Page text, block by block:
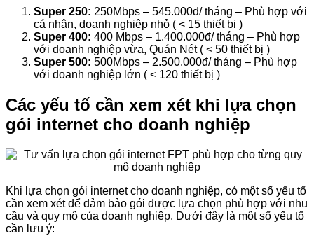
Super 250: 250Mbps – 545.000đ/ tháng – Phù hợp với
cá nhân, doanh nghiệp nhỏ ( < 15 thiết bị )
Super 400: 400 Mbps – 1.400.000đ/ tháng – Phù hợp
với doanh nghiệp vừa, Quán Nét ( < 50 thiết bị )
Super 500: 500Mbps – 2.500.000đ/ tháng – Phù hợp
với doanh nghiệp lớn ( < 120 thiết bị )
Các yếu tố cần xem xét khi lựa chọn
gói internet cho doanh nghiệp
Khi lựa chọn gói internet cho doanh nghiệp, có một số yếu tố
cần xem xét để đảm bảo gói được lựa chọn phù hợp với nhu
cầu và quy mô của doanh nghiệp. Dưới đây là một số yếu tố
cần lưu ý: